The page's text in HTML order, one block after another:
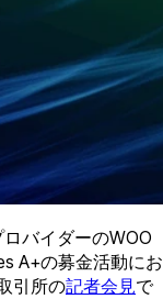
バイダーのWOO
A+の募金活動にお
引所の記者会見で